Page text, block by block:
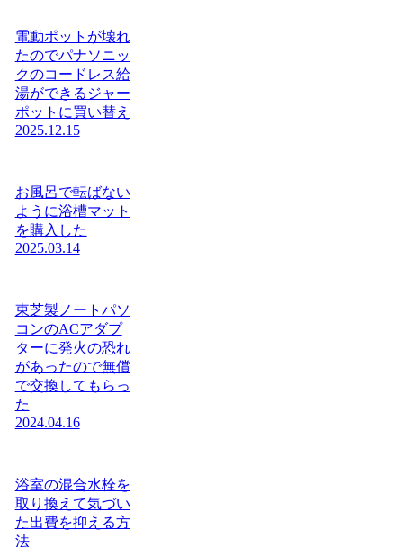
電動ポットが壊れ
たのでパナソニッ
クのコードレス給
湯ができるジャー
ポットに買い替え
2025.12.15
お風呂で転ばない
ように浴槽マット
を購入した
2025.03.14
東芝製ノートパソ
コンのACアダプ
ターに発火の恐れ
があったので無償
で交換してもらっ
た
2024.04.16
浴室の混合水栓を
取り換えて気づい
た出費を抑える方
法